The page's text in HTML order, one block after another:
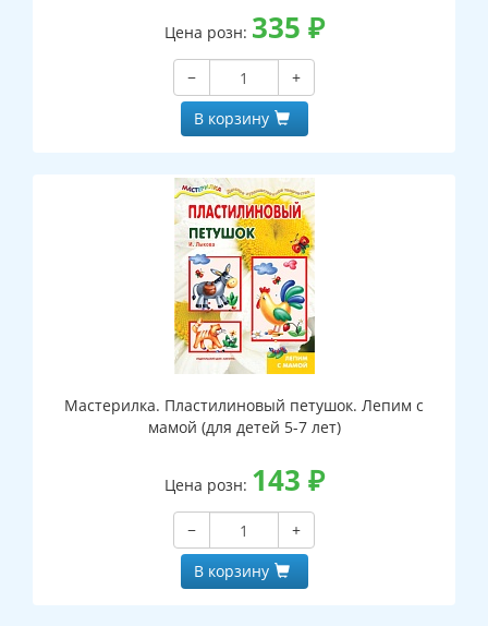
Цена розн: 335 ₽
−
+
В корзину
Мастерилка. Пластилиновый петушок. Лепим с
мамой (для детей 5-7 лет)
Цена розн: 143 ₽
−
+
В корзину